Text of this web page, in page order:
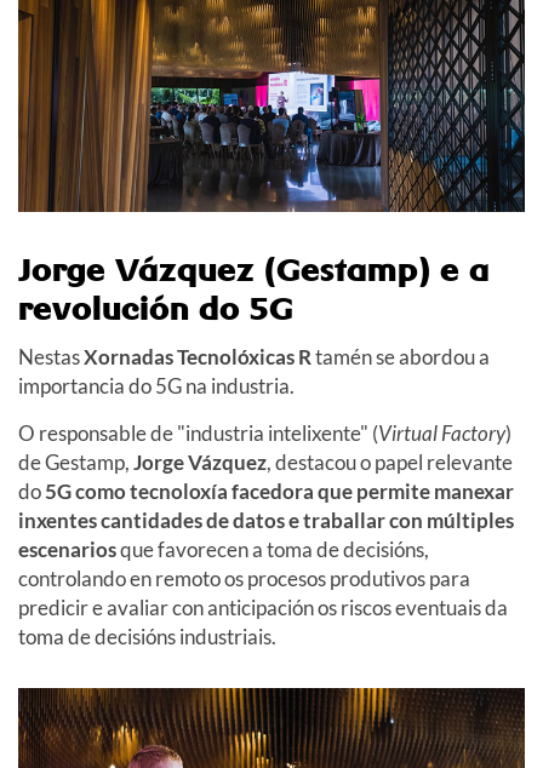
Jorge Vázquez (Gestamp) e a
revolución do 5G
NestasXornadas Tecnolóxicas Rtamén se abordou a
importancia do 5G na industria.
O responsable de "industria intelixente" (Virtual Factory)
de Gestamp,Jorge Vázquez, destacou o papel relevante
do5G comotecnoloxíafacedoraque permite manexar
inxentes cantidades de datos e traballar con múltiples
escenariosque favorecen a toma de decisións,
controlando en remoto os procesos produtivos para
predicir e avaliar con anticipación os riscos eventuais da
toma de decisións industriais.